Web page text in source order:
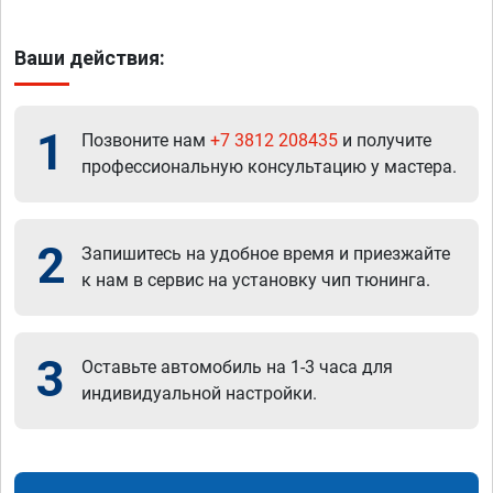
Ваши действия:
1 Позвоните нам +7 3812 208435 и получите
профессиональную консультацию у мастера.
2
Запишитесь на удобное время и приезжайте
к нам в сервис на установку чип тюнинга.
3
Оставьте автомобиль на 1-3 часа для
индивидуальной настройки.